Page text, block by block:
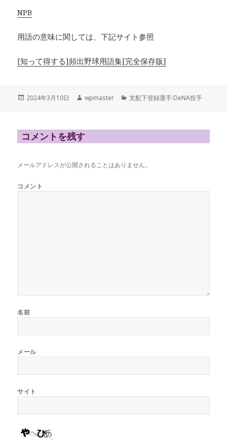
NPB
用語の意味に関しては、下記サイト参照
[知って得する]頻出野球用語集[完全保存版]
投
2024年3月10日
作
wpmaster
カ
支配下登録選手:DeNA投手
コメントを残す
メールアドレスが公開されることはありません。
コメント
名前
メール
サイト